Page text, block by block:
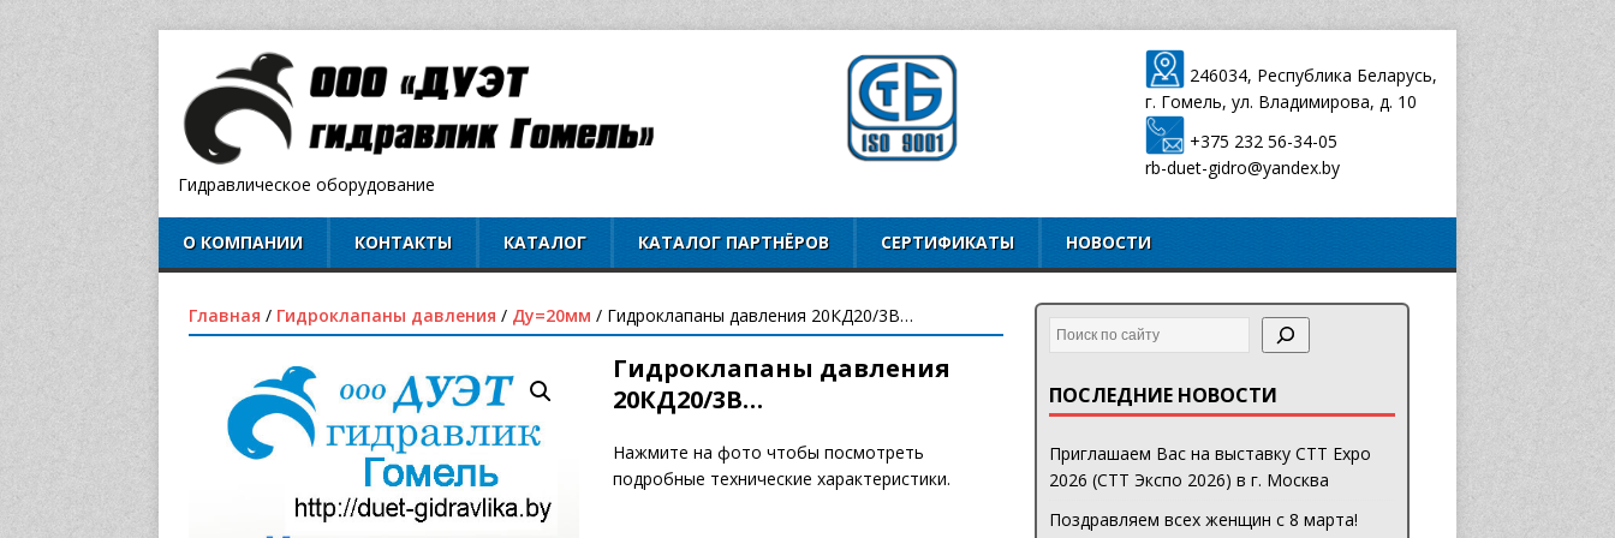
Гидравлическое оборудование
246034, Республика Беларусь,
г. Гомель, ул. Владимирова, д. 10
+375 232 56-34-05
rb-duet-gidro@yandex.by
О КОМПАНИИ КОНТАКТЫ КАТАЛОГ КАТАЛОГ ПАРТНЁРОВ СЕРТИФИКАТЫ НОВОСТИ
Главная / Гидроклапаны давления / Ду=20мм / Гидроклапаны давления 20КД20/3В…
Гидроклапаны давления
20КД20/3В…
Нажмите на фото чтобы посмотреть
подробные технические характеристики.
ПОСЛЕДНИЕ НОВОСТИ
Приглашаем Вас на выставку CTT Expo
2026 (СТТ Экспо 2026) в г. Москва
Поздравляем всех женщин с 8 марта!